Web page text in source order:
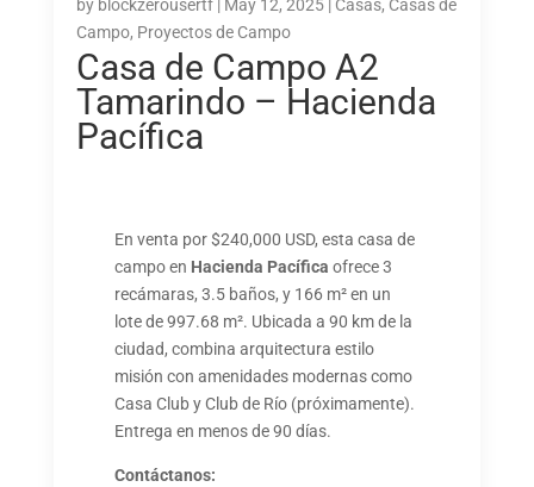
by blockzerousertf| May 12, 2025| Casas, Casas de
Campo, Proyectos de Campo
Casa de Campo A2
Tamarindo – Hacienda
Pacífica
En venta por $240,000 USD, esta casa de
campo en Hacienda Pacífica ofrece 3
recámaras, 3.5 baños, y 166 m² en un
lote de 997.68 m². Ubicada a 90 km de la
ciudad, combina arquitectura estilo
misión con amenidades modernas como
Casa Club y Club de Río (próximamente).
Entrega en menos de 90 días.
Contáctanos: